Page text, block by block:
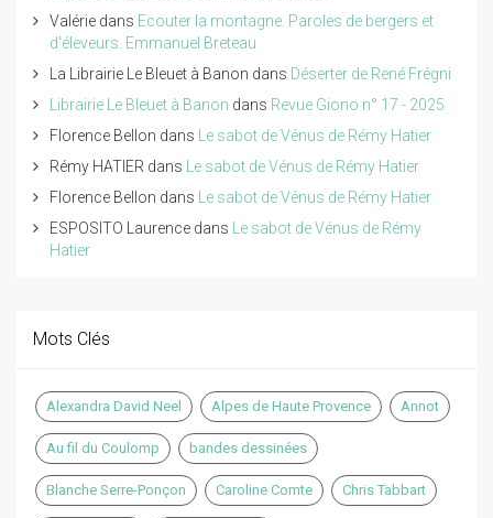
Valérie dans Ecouter la montagne. Paroles de bergers et
d'éleveurs. Emmanuel Breteau
La Librairie Le Bleuet à Banon dans Déserter de René Frégni
Librairie Le Bleuet à Banon dans Revue Giono n° 17 - 2025
Florence Bellon dans
Le sabot de Vénus de Rémy Hatier
Rémy HATIER dans
Le sabot de Vénus de Rémy Hatier
Florence Bellon dans
Le sabot de Vénus de Rémy Hatier
ESPOSITO Laurence dans
Le sabot de Vénus de Rémy
Hatier
Mots Clés
Alexandra David Neel Alpes de Haute Provence Annot
Au fil du Coulomp bandes dessinées
Blanche Serre-Ponçon Caroline Comte Chris Tabbart